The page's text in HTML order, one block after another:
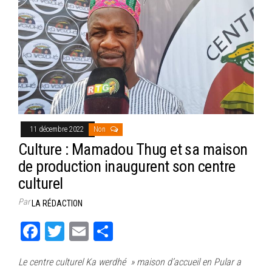
11 décembre 2022 Non
Culture : Mamadou Thug et sa maison
de production inaugurent son centre
culturel
ParLA RÉDACTION
Fa
T
E
Le centre culturel Ka werdhé » maison d’accueil en Pular a